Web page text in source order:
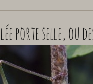
porte selle, ou